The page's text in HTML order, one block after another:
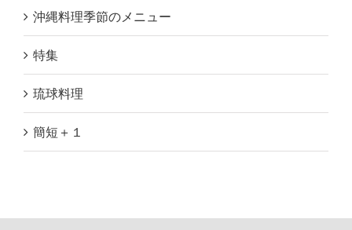
沖縄料理季節のメニュー
特集
琉球料理
簡短＋１